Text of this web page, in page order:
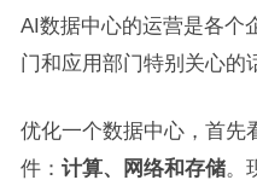
AI数据中心的运营是各个
门和应用部门特别关心的
优化一个数据中心，首先
件： 计算、网络和存储。